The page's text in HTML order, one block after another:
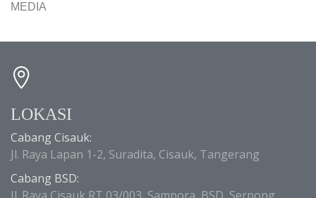
MEDIA
LOKASI
Cabang Cisauk:
Jl. Raya Lapan 1-2, Suradita, Cisauk, Tangerang
Cabang BSD: